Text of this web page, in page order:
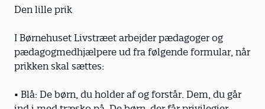
Den lille prik
I Børnehuset Livstræet arbejder pædagoger og
pædagogmedhjælpere ud fra følgende formular, når
prikken skal sættes:
• Blå: De børn, du holder af og forstår. Dem, du går